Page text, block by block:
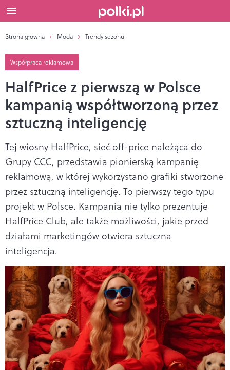
Strona główna Moda Trendy sezonu
Współpraca reklamowa
HalfPrice z pierwszą w Polsce
kampanią współtworzoną przez
sztuczną inteligencję
Tej wiosny HalfPrice, sieć off-price należąca do
Grupy CCC, przedstawia pionierską kampanię
reklamową, w której wykorzystano grafiki stworzone
przez sztuczną inteligencję. To pierwszy tego typu
projekt w Polsce. Kampania nie tylko prezentuje
HalfPrice Club, ale także możliwości, jakie przed
działami marketingów otwiera sztuczna
inteligencja.